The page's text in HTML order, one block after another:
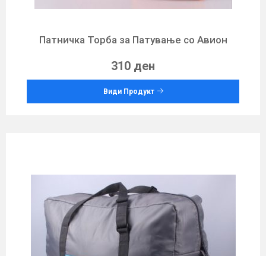
Патничка Торба за Патување со Авион
310 ден
Види Продукт